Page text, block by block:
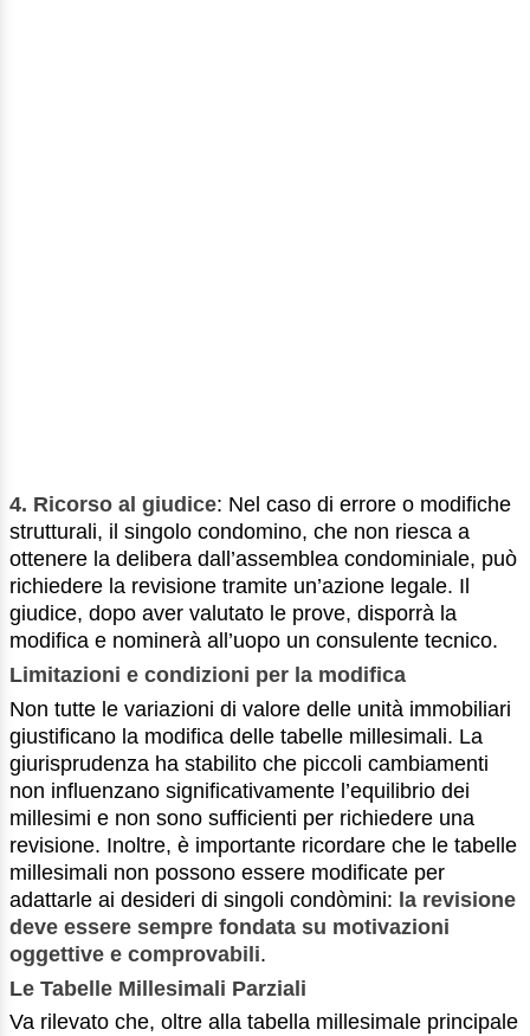
4. Ricorso al giudice: Nel caso di errore o modifiche
strutturali, il singolo condomino, che non riesca a
ottenere la delibera dall’assemblea condominiale, può
richiedere la revisione tramite un’azione legale. Il
giudice, dopo aver valutato le prove, disporrà la
modifica e nominerà all’uopo un consulente tecnico.
Limitazioni e condizioni per la modifica
Non tutte le variazioni di valore delle unità immobiliari
giustificano la modifica delle tabelle millesimali. La
giurisprudenza ha stabilito che piccoli cambiamenti
non influenzano significativamente l’equilibrio dei
millesimi e non sono sufficienti per richiedere una
revisione. Inoltre, è importante ricordare che le tabelle
millesimali non possono essere modificate per
adattarle ai desideri di singoli condòmini: la revisione
deve essere sempre fondata su motivazioni
oggettive e comprovabili.
Le Tabelle Millesimali Parziali
Va rilevato che, oltre alla tabella millesimale principale